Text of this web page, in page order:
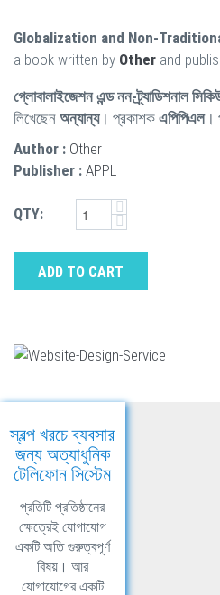
Globalization and Non-
a book written by Other and
গ্লোবালাইজেশন এন্ড নন-ট্র্যাডিশনাল
লিখেছেন অন্যান্য। প্রকাশক এপিপিএল।
Author : Other
Publisher : APPL
QTY:
ADD TO CART
স্বল্প খরচে ব্যবসার
জন্য অত্যাধুনিক
টেলিফোন সিস্টেম
প্রতিটি প্রতিষ্ঠানের
ক্ষেত্রেই যোগাযোগ
একটি অতি গুরুত্বপূর্ণ
বিষয়। আর
যোগাযোগের একটি